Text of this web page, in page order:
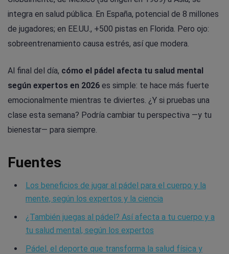
integra en salud pública. En España, potencial de 8 millones
de jugadores; en EE.UU., +500 pistas en Florida. Pero ojo:
sobreentrenamiento causa estrés, así que modera.
Al final del día, cómo el pádel afecta tu salud mental
según expertos en 2026 es simple: te hace más fuerte
emocionalmente mientras te diviertes. ¿Y si pruebas una
clase esta semana? Podría cambiar tu perspectiva —y tu
bienestar— para siempre.
Fuentes
Los beneficios de jugar al pádel para el cuerpo y la
mente, según los expertos y la ciencia
¿También juegas al pádel? Así afecta a tu cuerpo y a
tu salud mental, según los expertos
Pádel, el deporte que transforma la salud física y